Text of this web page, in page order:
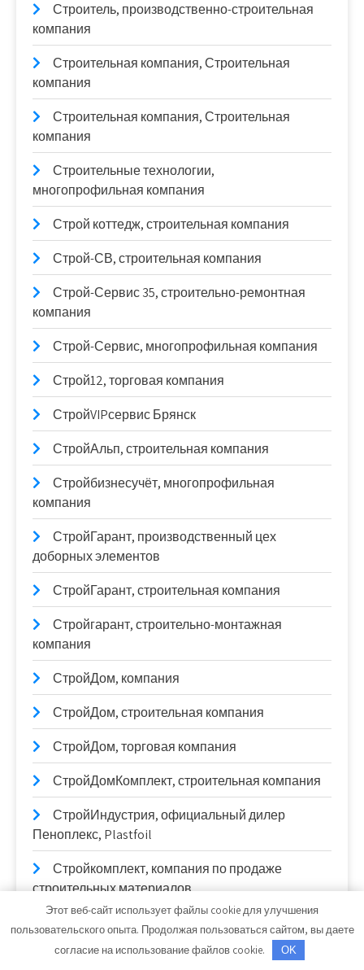
Строитель, производственно-строительная
компания
Строительная компания, Строительная
компания
Строительная компания, Строительная
компания
Строительные технологии,
многопрофильная компания
Строй коттедж, строительная компания
Строй-СВ, строительная компания
Строй-Сервис 35, строительно-ремонтная
компания
Строй-Сервис, многопрофильная компания
Строй12, торговая компания
СтройVIPсервис Брянск
СтройАльп, строительная компания
Стройбизнесучёт, многопрофильная
компания
СтройГарант, производственный цех
доборных элементов
СтройГарант, строительная компания
Стройгарант, строительно-монтажная
компания
СтройДом, компания
СтройДом, строительная компания
СтройДом, торговая компания
СтройДомКомплект, строительная компания
СтройИндустрия, официальный дилер
Пеноплекс, Plastfoil
Стройкомплект, компания по продаже
строительных материалов
СтройКровРегион, производственный цех
Этот веб-сайт использует файлы cookie для улучшения
пользовательского опыта. Продолжая пользоваться сайтом, вы даете
согласие на использование файлов cookie.
OK